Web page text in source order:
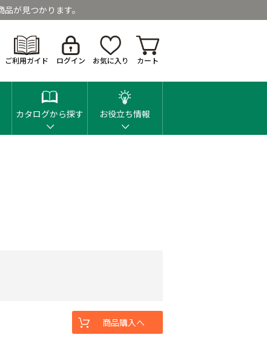
が見つかります。
ご利用ガイド ログイン お気に入り カート
カタログから探す お役立ち情報
商品購入へ